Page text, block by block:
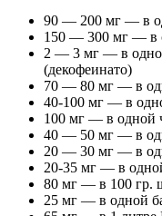
90 — 200 мг — в
150 — 300 мг — в
2 — 3 мг — в
(декофеинато)
70 — 80 мг — в
40-100 мг — в
100 мг — в одной
40 — 50 мг — в
20 — 30 мг — в
20-35 мг — в
80 мг — в 100 гр.
25 мг — в одной